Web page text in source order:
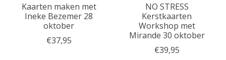
Kaarten maken met
Ineke Bezemer 28
oktober
€37,95
NO STRESS
Kerstkaarten
Workshop met
Mirande 30 oktober
€39,95